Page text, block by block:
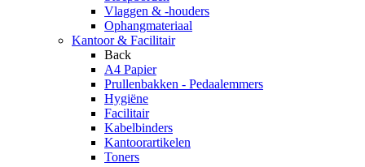
Vlaggen & -houders
Ophangmateriaal
Kantoor & Facilitair
Back
A4 Papier
Prullenbakken - Pedaalemmers
Hygiëne
Facilitair
Kabelbinders
Kantoorartikelen
Toners